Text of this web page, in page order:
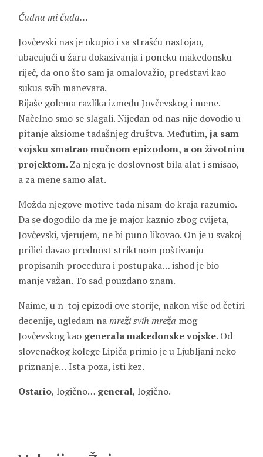
Čudna mi čuda…
Jovčevski nas je okupio i sa strašću nastojao,
ubacujući u žaru dokazivanja i poneku makedonsku
riječ, da ono što sam ja omalovažio, predstavi kao
sukus svih manevara.
Bijaše golema razlika između Jovčevskog i mene.
Načelno smo se slagali. Nijedan od nas nije dovodio u
pitanje aksiome tadašnjeg društva. Međutim, ja sam
vojsku smatrao mučnom epizodom, a on životnim
projektom. Za njega je doslovnost bila alat i smisao,
a za mene samo alat.
Možda njegove motive tada nisam do kraja razumio.
Da se dogodilo da me je major kaznio zbog cvijeta,
Jovčevski, vjerujem, ne bi puno likovao. On je u svakoj
prilici davao prednost striktnom poštivanju
propisanih procedura i postupaka… ishod je bio
manje važan. To sad pouzdano znam.
Naime, u n-toj epizodi ove storije, nakon više od četiri
decenije, ugledam namreži svih mreža mog
Jovčevskog kao generala makedonske vojske. Od
slovenačkog kolege Lipiča primio je u Ljubljani neko
priznanje… Ista poza, isti kez.
Ostario, logično… general, logično.